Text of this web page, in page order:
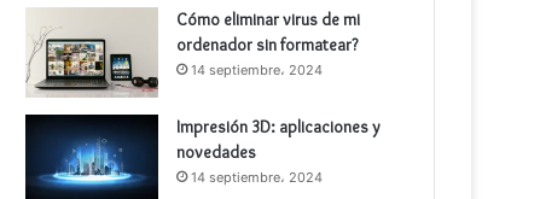
Cómo eliminar virus de mi
ordenador sin formatear?
14 septiembre، 2024
Impresión 3D: aplicaciones y
novedades
14 septiembre، 2024